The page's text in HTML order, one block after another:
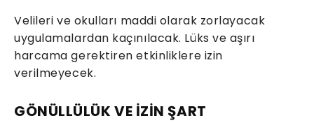
Velileri ve okulları maddi olarak zorlayacak
uygulamalardan kaçınılacak. Lüks ve aşırı
harcama gerektiren etkinliklere izin
verilmeyecek.
GÖNÜLLÜLÜK VE İZİN ŞART